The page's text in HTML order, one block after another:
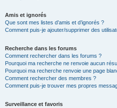
Amis et ignorés
Que sont mes listes d’amis et d’ignorés ?
Comment puis-je ajouter/supprimer des
Recherche dans les forums
Comment rechercher dans les forums ?
Pourquoi ma recherche ne renvoie aucun
Pourquoi ma recherche renvoie une page
Comment rechercher des membres ?
Comment puis-je trouver mes propres
Surveillance et favoris